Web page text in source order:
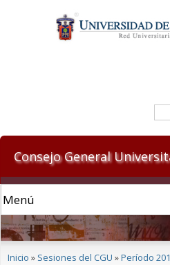
contenido
principal
Consejo General
Se encuentra usted aquí
Inicio » Sesiones del CGU »Período